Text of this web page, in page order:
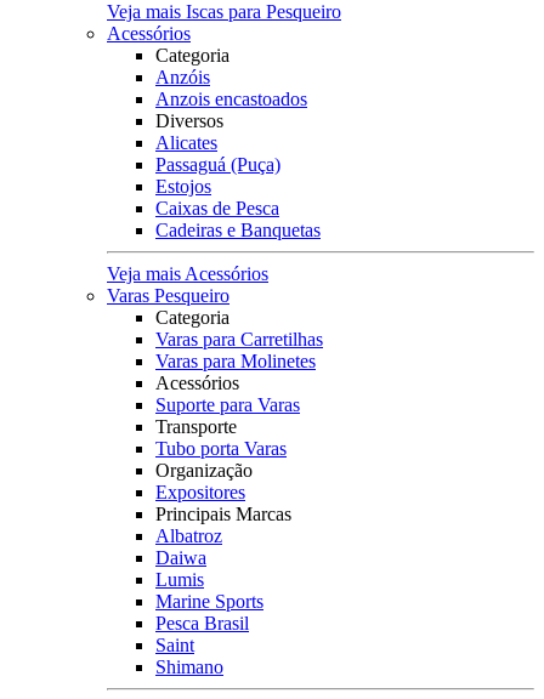
Veja mais Iscas para Pesqueiro
Acessórios
Categoria
Anzóis
Anzois encastoados
Diversos
Alicates
Passaguá (Puça)
Estojos
Caixas de Pesca
Cadeiras e Banquetas
Veja mais Acessórios
Varas Pesqueiro
Categoria
Varas para Carretilhas
Varas para Molinetes
Acessórios
Suporte para Varas
Transporte
Tubo porta Varas
Organização
Expositores
Principais Marcas
Albatroz
Daiwa
Lumis
Marine Sports
Pesca Brasil
Saint
Shimano